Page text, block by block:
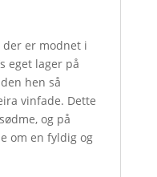
der er modnet i
eget lager på
hen så
vinfade. Dette
og på
om en fyldig og